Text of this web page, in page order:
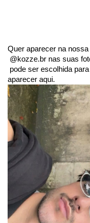
Quer aparecer na
@kozze.br nas suas
pode ser escolhida para
aparecer aqui.